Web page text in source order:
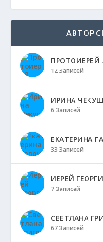
ПРОТОИЕРЕЙ
12 Записей
ИРИНА
6 Записей
ЕКАТЕРИНА
33 Записей
ИЕРЕЙ
7 Записей
СВЕТЛАНА
67 Записей